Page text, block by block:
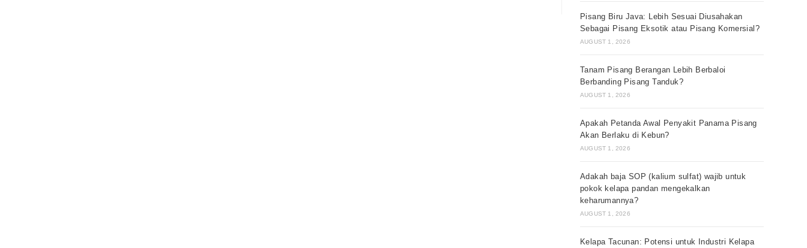
Pisang Biru Java: Lebih Sesuai Diusahakan
Sebagai Pisang Eksotik atau Pisang Komersial?
AUGUST 1, 2026
Tanam Pisang Berangan Lebih Berbaloi
Berbanding Pisang Tanduk?
AUGUST 1, 2026
Apakah Petanda Awal Penyakit Panama Pisang
Akan Berlaku di Kebun?
AUGUST 1, 2026
Adakah baja SOP (kalium sulfat) wajib untuk
pokok kelapa pandan mengekalkan
keharumannya?
AUGUST 1, 2026
Kelapa Tacunan: Potensi untuk Industri Kelapa